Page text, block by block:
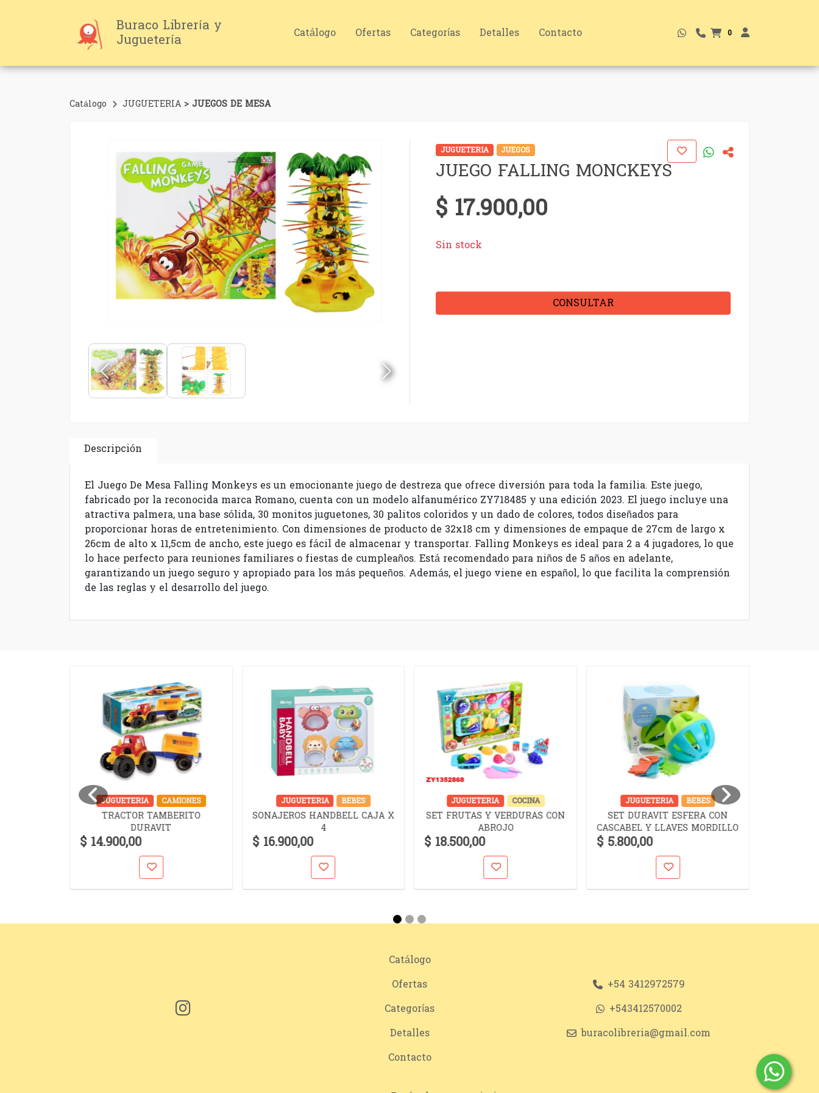
Buraco Librería y
Juguetería Catálogo Ofertas Categorías Detalles Contacto 0
Catálogo JUGUETERIA > JUEGOS DE MESA
JUGUETERIA JUEGOS
JUEGO FALLING MONCKEYS
$ 17.900,00
Sin stock
CONSULTAR
Descripción
El Juego De Mesa Falling Monkeys es un emocionante juego de destreza que ofrece diversión para toda la familia. Este juego,
fabricado por la reconocida marca Romano, cuenta con un modelo alfanumérico ZY718485 y una edición 2023. El juego incluye una
atractiva palmera, una base sólida, 30 monitos juguetones, 30 palitos coloridos y un dado de colores, todos diseñados para
proporcionar horas de entretenimiento. Con dimensiones de producto de 32x18 cm y dimensiones de empaque de 27cm de largo x
26cm de alto x 11,5cm de ancho, este juego es fácil de almacenar y transportar. Falling Monkeys es ideal para 2 a 4 jugadores, lo que
lo hace perfecto para reuniones familiares o fiestas de cumpleaños. Está recomendado para niños de 5 años en adelante,
garantizando un juego seguro y apropiado para los más pequeños. Además, el juego viene en español, lo que facilita la comprensión
de las reglas y el desarrollo del juego.
JUGUETERIA CAMIONES
TRACTOR TAMBERITO
DURAVIT
$ 14.900,00
JUGUETERIA BEBES
SONAJEROS HANDBELL CAJA X
4
$ 16.900,00
JUGUETERIA COCINA
SET FRUTAS Y VERDURAS CON
ABROJO
$ 18.500,00
JUGUETERIA BEBES
SET DURAVIT ESFERA CON
CASCABEL Y LLAVES MORDILLO
$ 5.800,00
Catálogo
Ofertas
Categorías
Detalles
Contacto
+54 3412972579
+543412570002
buracolibreria@gmail.com